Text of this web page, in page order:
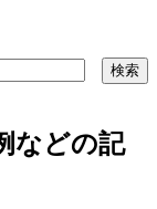
などの記